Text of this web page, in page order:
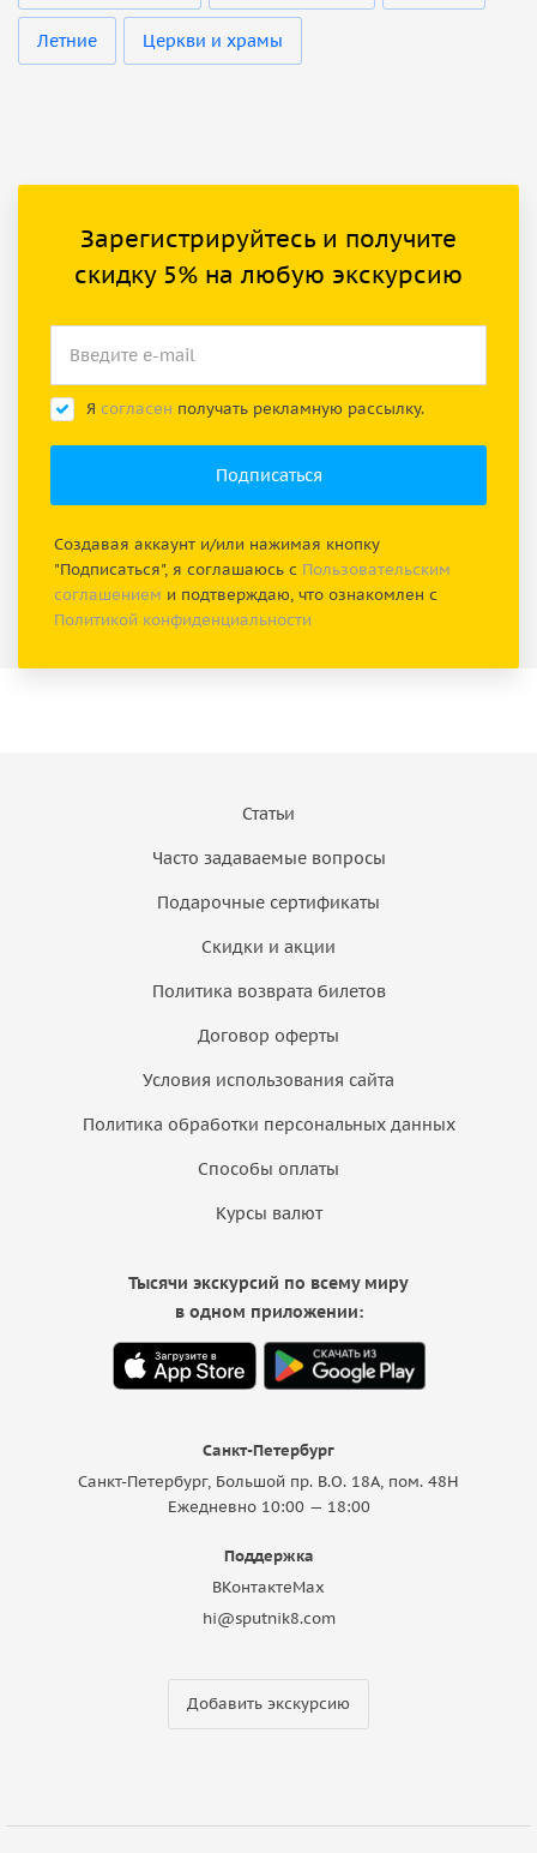
Летние Церкви и храмы
Зарегистрируйтесь и получите
скидку 5% на любую экскурсию
Я согласен получать рекламную рассылку.
Создавая аккаунт и/или нажимая кнопку
"Подписаться", я соглашаюсь с Пользовательским
соглашением и подтверждаю, что ознакомлен с
Политикой конфиденциальности
Статьи
Часто задаваемые вопросы
Подарочные сертификаты
Скидки и акции
Политика возврата билетов
Договор оферты
Условия использования сайта
Политика обработки персональных данных
Способы оплаты
Курсы валют
Санкт-Петербург
Санкт-Петербург, Большой пр. В.О. 18A, пом. 48Н
Ежедневно 10:00 — 18:00
Поддержка
ВКонтактеMax
hi@sputnik8.com
Добавить экскурсию
Тысячи экскурсий по всему миру
в одном приложении: